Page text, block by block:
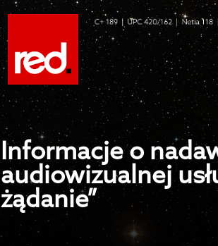
Informacje o
audiowizualnej
żądanie”